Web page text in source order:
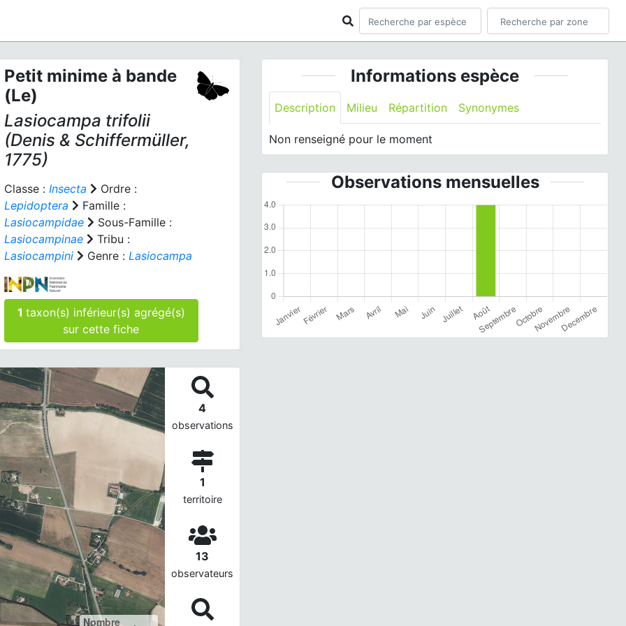
Petit minime à bande
(Le)
Lasiocampa trifolii
(Denis & Schiffermüller,
1775)
Classe : Insecta
Ordre :
Lepidoptera
Famille :
Lasiocampidae
Sous-Famille :
Lasiocampinae
Tribu :
Lasiocampini
Genre : Lasiocampa
1 taxon(s) inférieur(s) agrégé(s)
sur cette fiche
Nombre
4
observations
1
territoire
13
observateurs
Informations espèce
Description Milieu Répartition Synonymes
Non renseigné pour le moment
Observations mensuelles